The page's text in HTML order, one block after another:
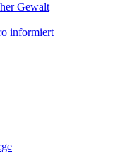
Gewalt
informiert